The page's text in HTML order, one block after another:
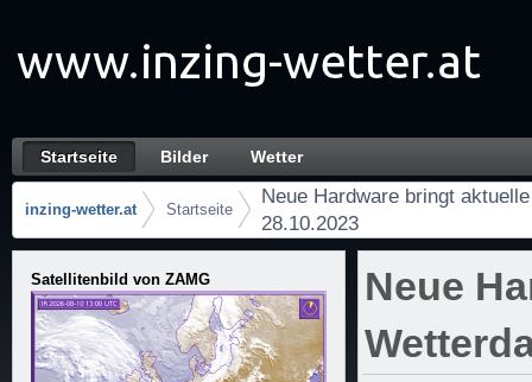
Neue Hardware bringt aktuelle
Navigaatio
Startseite Bilder Wetter
Murupolku
inzing-wetter.at Startseite
Neue Hardware bringt
28.10.2023
Satellitenbild von ZAMG
Neue